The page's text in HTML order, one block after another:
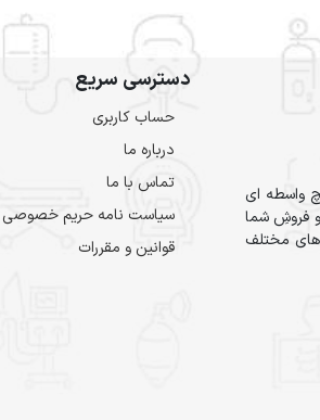
واسطه ای
فروشِ شما
مختلف
دسترسی سریع
حساب کاربری
درباره ما
تماس با ما
سیاست نامه حریم خصوصی
قوانین و مقررات